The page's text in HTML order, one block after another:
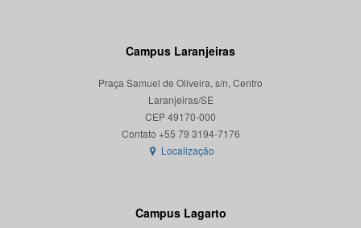
Campus Laranjeiras
Praça Samuel de Oliveira, s/n, Centro
Laranjeiras/SE
CEP 49170-000
Localização
Campus Lagarto